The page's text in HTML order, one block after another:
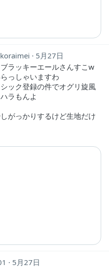
5月27日
ラッキーエールさんすこw
っしゃいますわ
ック登録の件でオグリ旋風
ラもんよ
がっかりするけど生地だけ
5月27日